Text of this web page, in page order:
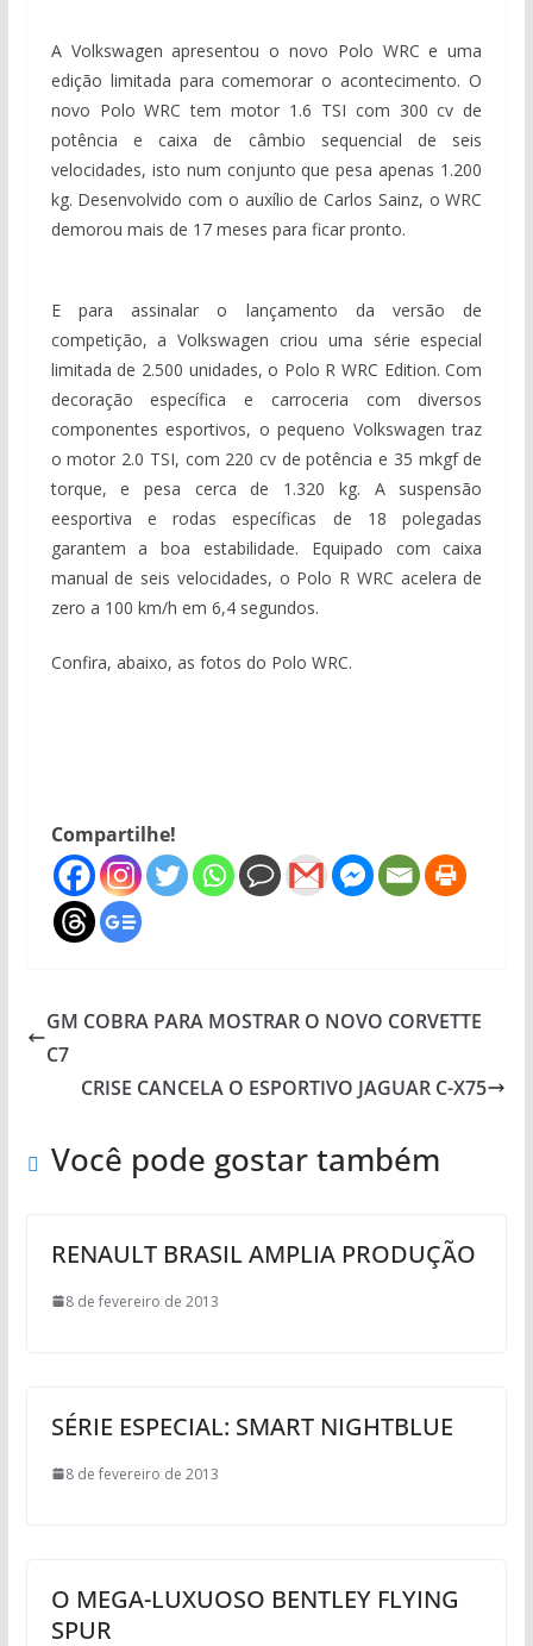
A Volkswagen apresentou o novo Polo WRC e uma
edição limitada para comemorar o acontecimento. O
novo Polo WRC tem motor 1.6 TSI com 300 cv de
potência e caixa de câmbio sequencial de seis
velocidades, isto num conjunto que pesa apenas 1.200
kg. Desenvolvido com o auxílio de Carlos Sainz, o WRC
demorou mais de 17 meses para ficar pronto.
E para assinalar o lançamento da versão de
competição, a Volkswagen criou uma série especial
limitada de 2.500 unidades, o Polo R WRC Edition. Com
decoração específica e carroceria com diversos
componentes esportivos, o pequeno Volkswagen traz
o motor 2.0 TSI, com 220 cv de potência e 35 mkgf de
torque, e pesa cerca de 1.320 kg. A suspensão
eesportiva e rodas específicas de 18 polegadas
garantem a boa estabilidade. Equipado com caixa
manual de seis velocidades, o Polo R WRC acelera de
zero a 100 km/h em 6,4 segundos.
Confira, abaixo, as fotos do Polo WRC.
Compartilhe!
GM COBRA PARA MOSTRAR O NOVO CORVETTE
C7
CRISE CANCELA O ESPORTIVO JAGUAR C-X75
Você pode gostar também
RENAULT BRASIL AMPLIA PRODUÇÃO
8 de fevereiro de 2013
SÉRIE ESPECIAL: SMART NIGHTBLUE
8 de fevereiro de 2013
O MEGA-LUXUOSO BENTLEY FLYING
SPUR